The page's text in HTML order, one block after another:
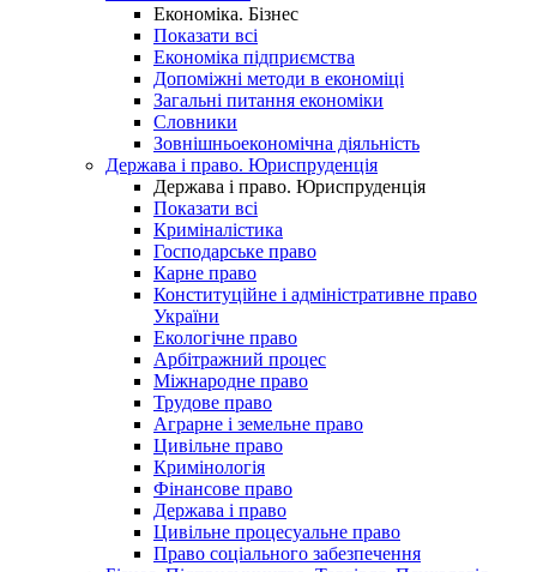
Економіка. Бізнес
Показати всі
Економіка підприємства
Допоміжні методи в економіці
Загальні питання економіки
Словники
Зовнішньоекономічна діяльність
Держава і право. Юриспруденція
Держава і право. Юриспруденція
Показати всі
Криміналістика
Господарське право
Карне право
Конституційне і адміністративне право
України
Екологічне право
Арбітражний процес
Міжнародне право
Трудове право
Аграрне і земельне право
Цивільне право
Кримінологія
Фінансове право
Держава і право
Цивільне процесуальне право
Право соціального забезпечення